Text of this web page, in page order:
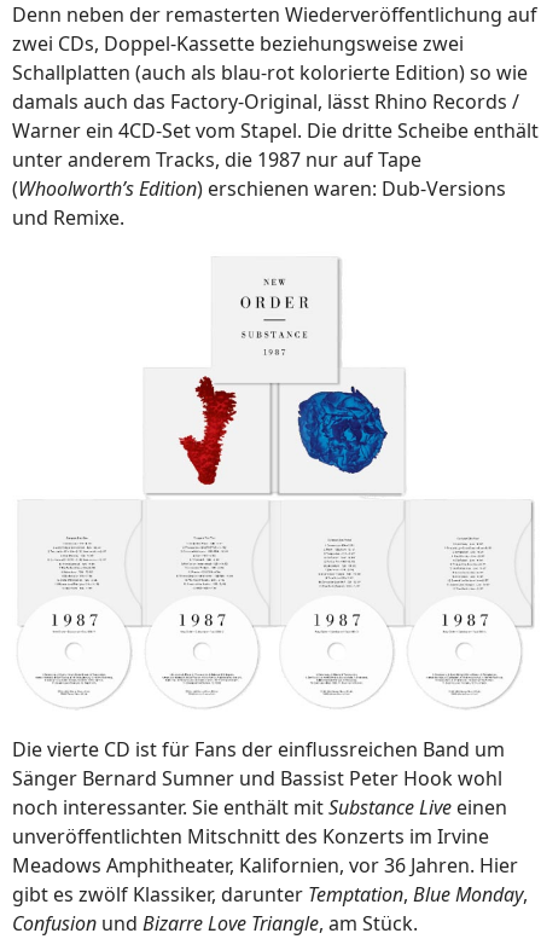
Denn neben der remasterten Wiederveröffentlichung auf
zwei CDs, Doppel-Kassette beziehungsweise zwei
Schallplatten (auch als blau-rot kolorierte Edition) so wie
damals auch das Factory-Original, lässt Rhino Records /
Warner ein 4CD-Set vom Stapel. Die dritte Scheibe enthält
unter anderem Tracks, die 1987 nur auf Tape
(Whoolworth’s Edition) erschienen waren: Dub-Versions
und Remixe.
Die vierte CD ist für Fans der einflussreichen Band um
Sänger Bernard Sumner und Bassist Peter Hook wohl
noch interessanter. Sie enthält mitSubstance Live einen
unveröffentlichten Mitschnitt des Konzerts im Irvine
Meadows Amphitheater, Kalifornien, vor 36 Jahren. Hier
gibt es zwölf Klassiker, darunter Temptation, Blue Monday,
Confusion und Bizarre Love Triangle, am Stück.